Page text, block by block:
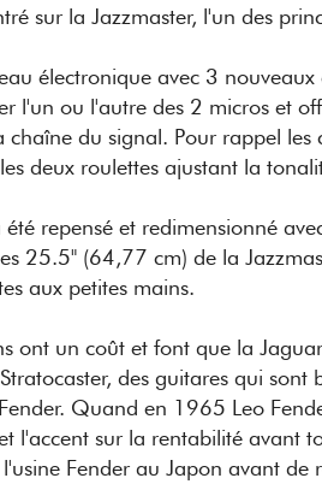
sur la Jazzmaster, l'un des
électronique avec 3
l'un ou l'autre des 2 micros et
chaîne du signal. Pour rappel
deux roulettes ajustant la
repensé et redimensionné
25.5" (64,77 cm) de la
aux petites mains.
ont un coût et font que la
des guitares qui
Quand en 1965 Leo
l'accent sur la rentabilité
Fender au Japon avant